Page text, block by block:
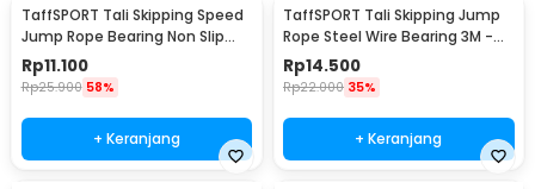
TaffSPORT Tali Skipping Speed
Jump Rope Bearing Non Slip
Sports Weight - JR05
Rp11.100
Rp25.900 58%
+ Keranjang
TaffSPORT Tali Skipping Jump
Rope Steel Wire Bearing 3M -
D053
Rp14.500
Rp22.000 35%
+ Keranjang